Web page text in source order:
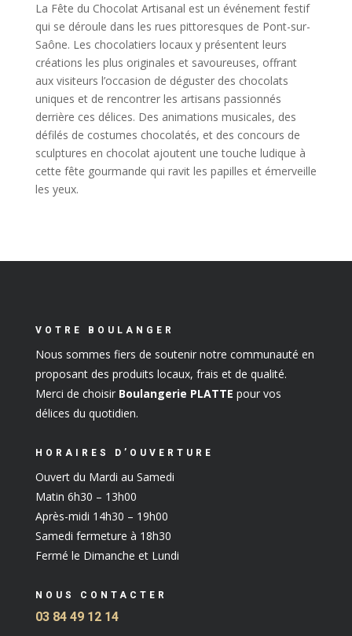
La Fête du Chocolat Artisanal est un événement festif
qui se déroule dans les rues pittoresques de Pont-sur-
Saône. Les chocolatiers locaux y présentent leurs
créations les plus originales et savoureuses, offrant
aux visiteurs l’occasion de déguster des chocolats
uniques et de rencontrer les artisans passionnés
derrière ces délices. Des animations musicales, des
défilés de costumes chocolatés, et des concours de
sculptures en chocolat ajoutent une touche ludique à
cette fête gourmande qui ravit les papilles et émerveille
les yeux.
VOTRE BOULANGER
Nous sommes fiers de soutenir notre communauté en
proposant des produits locaux, frais et de qualité.
Merci de choisir Boulangerie PLATTE pour vos
délices du quotidien.
HORAIRES D’OUVERTURE
Ouvert du Mardi au Samedi
Matin 6h30 – 13h00
Après-midi 14h30 – 19h00
Samedi fermeture à 18h30
Fermé le Dimanche et Lundi
NOUS CONTACTER
03 84 49 12 14